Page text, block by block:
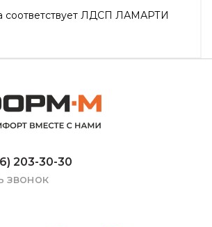
соответствует ЛДСП ЛАМАРТИ
203-30-30
звонок